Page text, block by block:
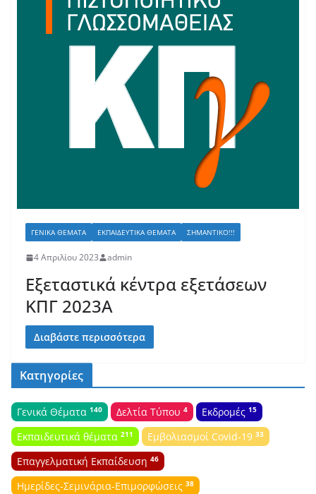
ΓΕΝΙΚΆ ΘΈΜΑΤΑ ΕΚΠΑΙΔΕΥΤΙΚΆ ΘΈΜΑΤΑ ΣΗΜΑΝΤΙΚΌ!!!
4 Απριλίου 2023 admin
Εξεταστικά κέντρα εξετάσεων
ΚΠΓ 2023Α
Διαβάστε περισσότερα
Κατηγορίες
Γενικά Θέματα 140 Δελτία Τύπου 4 Εκδρομές 15
Εκπαιδευτικά θέματα 211 Εμβολιασμοί Covid-19 33
Επαγγελματική Εκπαίδευση 46
Ημερίδες-Σεμινάρια-Επιμορφώσεις 38